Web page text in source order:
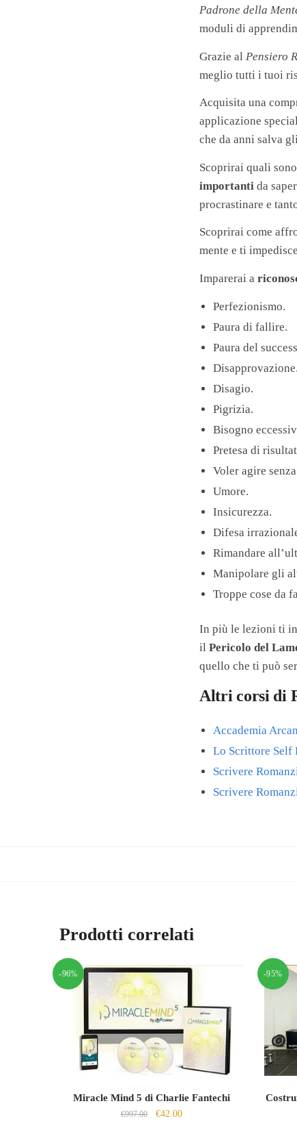
Padrone della
moduli di
Grazie al Pensiero
meglio tutti i tuoi
Acquisita una
applicazione
che da anni salva
Scoprirai quali
importanti da
procrastinare e
Scoprirai come
mente e ti
Imparerai a
Perfezionismo.
Paura di fallire.
Paura del
Disapprovazione.
Disagio.
Pigrizia.
Bisogno
Pretesa di
Voler agire
Umore.
Insicurezza.
Difesa
Rimandare
Manipolare gli
Troppe cose da
In più le lezioni ti
ilPericolo del
quello che ti può
Altri corsi di
Accademia
Lo Scrittore Self
Scrivere
Scrivere
Prodotti correlati
-96%
Miracle Mind 5 di Charlie Fantechi
€997.00
Il
€42.00Il
-95%